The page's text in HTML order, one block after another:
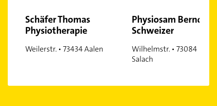
Schäfer Thomas
Physiotherapie
Weilerstr. • 73434 Aalen
Physiosam Bernd
Schweizer
Wilhelmstr. • 73084
Salach